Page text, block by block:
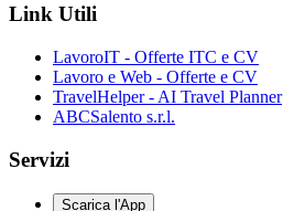
Link Utili
LavoroIT - Offerte ITC e CV
Lavoro e Web - Offerte e CV
TravelHelper - AI Travel Planner
ABCSalento s.r.l.
Servizi
Scarica l'App